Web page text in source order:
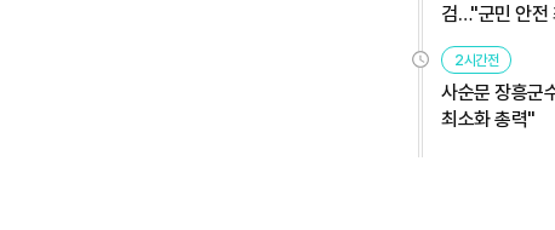
검…"군민 안전
2시간전
사순문 장흥군
최소화 총력"